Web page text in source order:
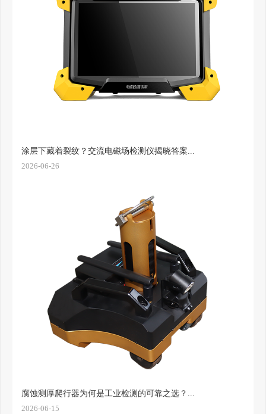
涂层下藏着裂纹？交流电磁场检测仪揭晓答案...
2026-06-26
腐蚀测厚爬行器为何是工业检测的可靠之选？...
2026-06-15